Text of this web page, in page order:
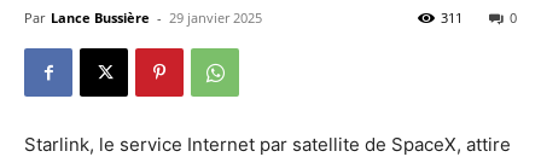
Par Lance Bussière - 29 janvier 2025 0
311
Starlink, le service Internet par satellite de SpaceX, attire